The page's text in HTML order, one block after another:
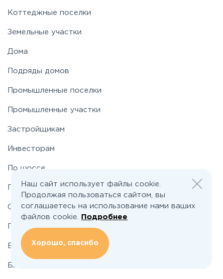
Новорижское
Носовихинское
Рогачёвское
Симферопольское
Коттеджные поселки
Земельные участки
Дома
Подряды домов
Промышленные поселки
Промышленные участки
Застройщикам
Инвесторам
По шоссе
По районам
О проекте
Подбор земельного участка
Вакансии
Блог
Наш сайт использует файлы cookie.
Продолжая пользоваться сайтом, вы
соглашаетесь на использование нами ваших
файлов cookie.
Подробнее
Хорошо, спасибо